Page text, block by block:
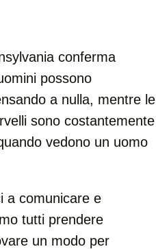
conferma
possono
a nulla, mentre le
sono costantemente
vedono un uomo
a comunicare e
tutti prendere
un modo per